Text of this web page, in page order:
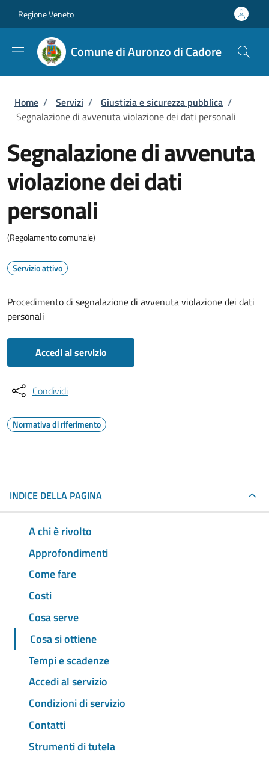
Regione Veneto
Comune di Auronzo di Cadore
Briciole di pane
Home / Servizi / Giustizia e sicurezza pubblica /
Segnalazione di avvenuta violazione dei dati personali
Segnalazione di avvenuta
violazione dei dati
personali
(Regolamento comunale)
Servizio attivo
Procedimento di segnalazione di avvenuta violazione dei dati
personali
Accedi al servizio
Condividi
Normativa di riferimento
INDICE DELLA PAGINA
A chi è rivolto
Approfondimenti
Come fare
Costi
Cosa serve
Cosa si ottiene
Tempi e scadenze
Accedi al servizio
Condizioni di servizio
Contatti
Strumenti di tutela